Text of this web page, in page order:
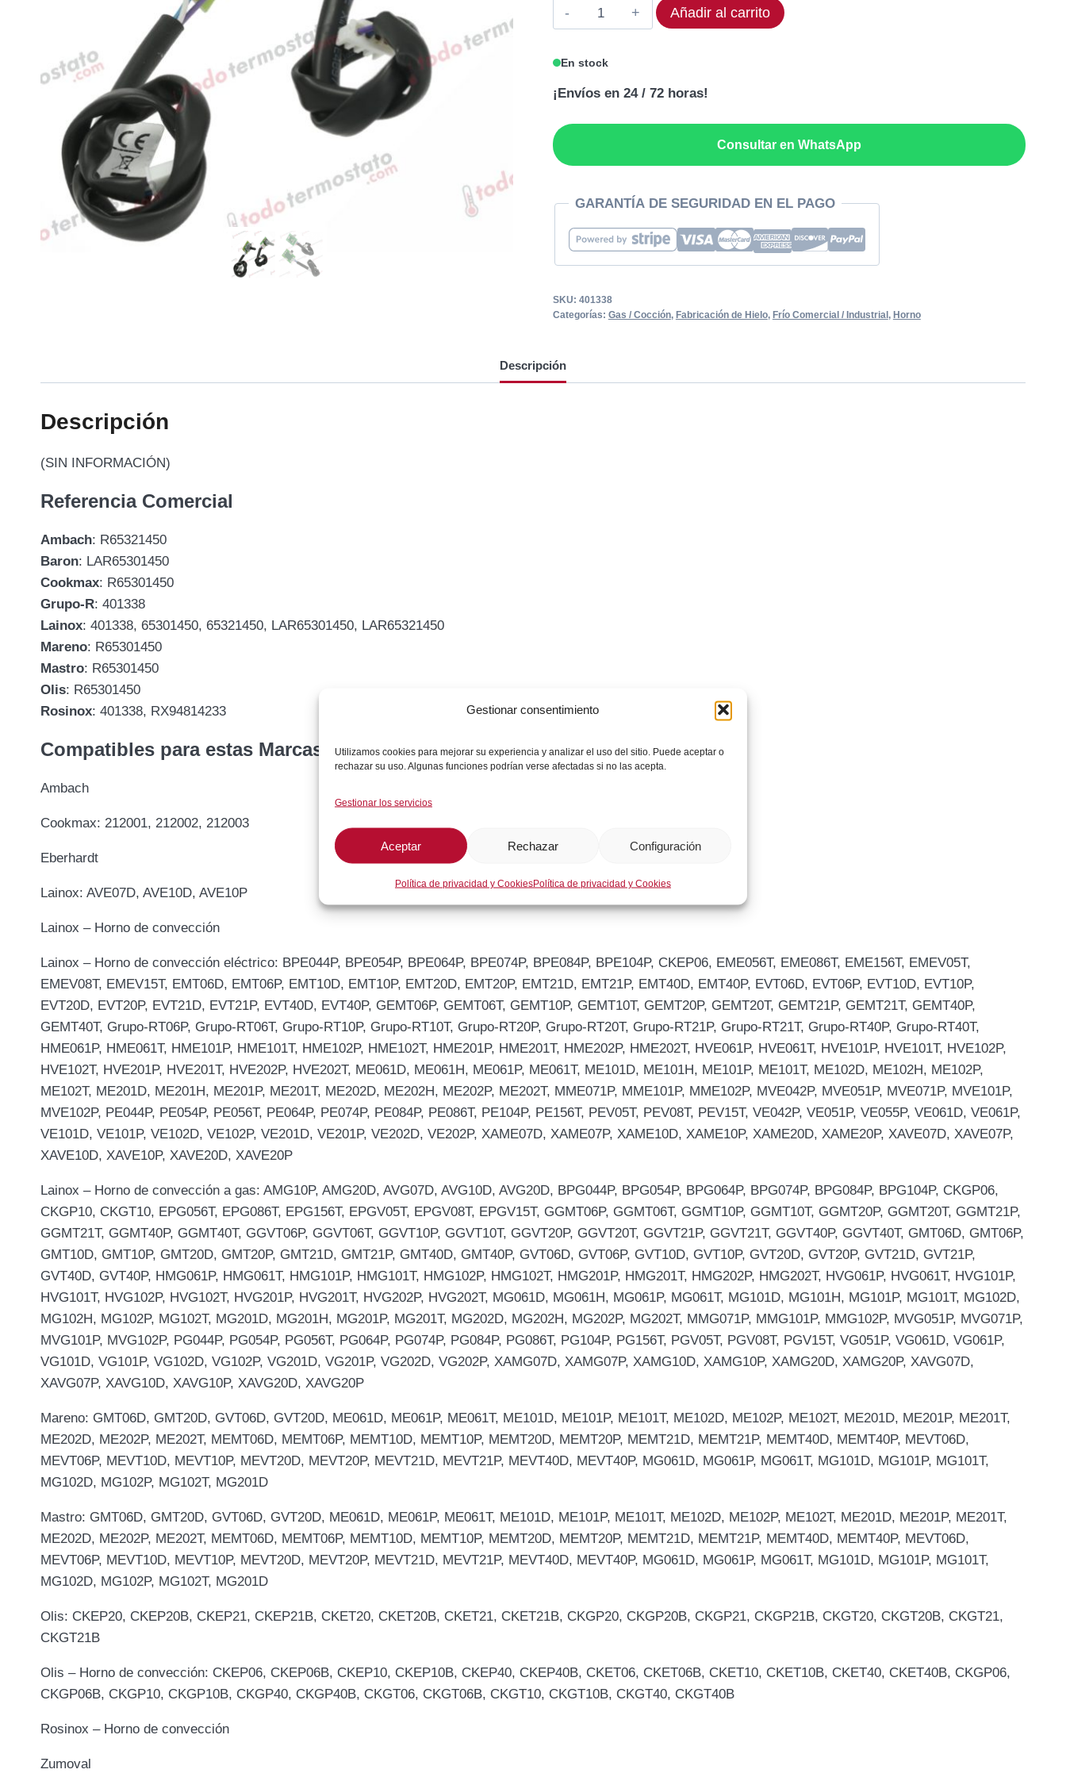
Gestionar consentimiento
Utilizamos cookies para mejorar su experiencia y analizar el uso del sitio. Puede aceptar o
rechazar su uso. Algunas funciones podrían verse afectadas si no las acepta.
Gestionar los servicios
Aceptar Rechazar Configuración
Política de privacidad y CookiesPolítica de privacidad y Cookies
54,40€.48,96€.
Codificador
EVCO
cantidad
Añadir al carrito
En stock
¡Envíos en 24 / 72 horas!
Consultar en WhatsApp
GARANTÍA DE SEGURIDAD EN EL PAGO
SKU: 401338
Categorías: Gas / Cocción, Fabricación de Hielo, Frío Comercial / Industrial , Horno
Descripción
Descripción
(SIN INFORMACIÓN)
Referencia Comercial
Ambach: R65321450
Baron: LAR65301450
Cookmax: R65301450
Grupo-R: 401338
Lainox: 401338, 65301450, 65321450, LAR65301450, LAR65321450
Mareno: R65301450
Mastro: R65301450
Olis: R65301450
Rosinox: 401338, RX94814233
Compatibles para estas Marcas Modelos
Ambach
Cookmax: 212001, 212002, 212003
Eberhardt
Lainox: AVE07D, AVE10D, AVE10P
Lainox – Horno de convección
Lainox – Horno de convección eléctrico: BPE044P, BPE054P, BPE064P, BPE074P, BPE084P, BPE104P, CKEP06, EME056T, EME086T, EME156T, EMEV05T,
EMEV08T, EMEV15T, EMT06D, EMT06P, EMT10D, EMT10P, EMT20D, EMT20P, EMT21D, EMT21P, EMT40D, EMT40P, EVT06D, EVT06P, EVT10D, EVT10P,
EVT20D, EVT20P, EVT21D, EVT21P, EVT40D, EVT40P, GEMT06P, GEMT06T, GEMT10P, GEMT10T, GEMT20P, GEMT20T, GEMT21P, GEMT21T, GEMT40P,
GEMT40T, Grupo-RT06P, Grupo-RT06T, Grupo-RT10P, Grupo-RT10T, Grupo-RT20P, Grupo-RT20T, Grupo-RT21P, Grupo-RT21T, Grupo-RT40P, Grupo-RT40T,
HME061P, HME061T, HME101P, HME101T, HME102P, HME102T, HME201P, HME201T, HME202P, HME202T, HVE061P, HVE061T, HVE101P, HVE101T, HVE102P,
HVE102T, HVE201P, HVE201T, HVE202P, HVE202T, ME061D, ME061H, ME061P, ME061T, ME101D, ME101H, ME101P, ME101T, ME102D, ME102H, ME102P,
ME102T, ME201D, ME201H, ME201P, ME201T, ME202D, ME202H, ME202P, ME202T, MME071P, MME101P, MME102P, MVE042P, MVE051P, MVE071P, MVE101P,
MVE102P, PE044P, PE054P, PE056T, PE064P, PE074P, PE084P, PE086T, PE104P, PE156T, PEV05T, PEV08T, PEV15T, VE042P, VE051P, VE055P, VE061D, VE061P,
VE101D, VE101P, VE102D, VE102P, VE201D, VE201P, VE202D, VE202P, XAME07D, XAME07P, XAME10D, XAME10P, XAME20D, XAME20P, XAVE07D, XAVE07P,
XAVE10D, XAVE10P, XAVE20D, XAVE20P
Lainox – Horno de convección a gas: AMG10P, AMG20D, AVG07D, AVG10D, AVG20D, BPG044P, BPG054P, BPG064P, BPG074P, BPG084P, BPG104P, CKGP06,
CKGP10, CKGT10, EPG056T, EPG086T, EPG156T, EPGV05T, EPGV08T, EPGV15T, GGMT06P, GGMT06T, GGMT10P, GGMT10T, GGMT20P, GGMT20T, GGMT21P,
GGMT21T, GGMT40P, GGMT40T, GGVT06P, GGVT06T, GGVT10P, GGVT10T, GGVT20P, GGVT20T, GGVT21P, GGVT21T, GGVT40P, GGVT40T, GMT06D, GMT06P,
GMT10D, GMT10P, GMT20D, GMT20P, GMT21D, GMT21P, GMT40D, GMT40P, GVT06D, GVT06P, GVT10D, GVT10P, GVT20D, GVT20P, GVT21D, GVT21P,
GVT40D, GVT40P, HMG061P, HMG061T, HMG101P, HMG101T, HMG102P, HMG102T, HMG201P, HMG201T, HMG202P, HMG202T, HVG061P, HVG061T, HVG101P,
HVG101T, HVG102P, HVG102T, HVG201P, HVG201T, HVG202P, HVG202T, MG061D, MG061H, MG061P, MG061T, MG101D, MG101H, MG101P, MG101T, MG102D,
MG102H, MG102P, MG102T, MG201D, MG201H, MG201P, MG201T, MG202D, MG202H, MG202P, MG202T, MMG071P, MMG101P, MMG102P, MVG051P, MVG071P,
MVG101P, MVG102P, PG044P, PG054P, PG056T, PG064P, PG074P, PG084P, PG086T, PG104P, PG156T, PGV05T, PGV08T, PGV15T, VG051P, VG061D, VG061P,
VG101D, VG101P, VG102D, VG102P, VG201D, VG201P, VG202D, VG202P, XAMG07D, XAMG07P, XAMG10D, XAMG10P, XAMG20D, XAMG20P, XAVG07D,
XAVG07P, XAVG10D, XAVG10P, XAVG20D, XAVG20P
Mareno: GMT06D, GMT20D, GVT06D, GVT20D, ME061D, ME061P, ME061T, ME101D, ME101P, ME101T, ME102D, ME102P, ME102T, ME201D, ME201P, ME201T,
ME202D, ME202P, ME202T, MEMT06D, MEMT06P, MEMT10D, MEMT10P, MEMT20D, MEMT20P, MEMT21D, MEMT21P, MEMT40D, MEMT40P, MEVT06D,
MEVT06P, MEVT10D, MEVT10P, MEVT20D, MEVT20P, MEVT21D, MEVT21P, MEVT40D, MEVT40P, MG061D, MG061P, MG061T, MG101D, MG101P, MG101T,
MG102D, MG102P, MG102T, MG201D
Mastro: GMT06D, GMT20D, GVT06D, GVT20D, ME061D, ME061P, ME061T, ME101D, ME101P, ME101T, ME102D, ME102P, ME102T, ME201D, ME201P, ME201T,
ME202D, ME202P, ME202T, MEMT06D, MEMT06P, MEMT10D, MEMT10P, MEMT20D, MEMT20P, MEMT21D, MEMT21P, MEMT40D, MEMT40P, MEVT06D,
MEVT06P, MEVT10D, MEVT10P, MEVT20D, MEVT20P, MEVT21D, MEVT21P, MEVT40D, MEVT40P, MG061D, MG061P, MG061T, MG101D, MG101P, MG101T,
MG102D, MG102P, MG102T, MG201D
Olis: CKEP20, CKEP20B, CKEP21, CKEP21B, CKET20, CKET20B, CKET21, CKET21B, CKGP20, CKGP20B, CKGP21, CKGP21B, CKGT20, CKGT20B, CKGT21,
CKGT21B
Olis – Horno de convección: CKEP06, CKEP06B, CKEP10, CKEP10B, CKEP40, CKEP40B, CKET06, CKET06B, CKET10, CKET10B, CKET40, CKET40B, CKGP06,
CKGP06B, CKGP10, CKGP10B, CKGP40, CKGP40B, CKGT06, CKGT06B, CKGT10, CKGT10B, CKGT40, CKGT40B
Rosinox – Horno de convección
Zumoval